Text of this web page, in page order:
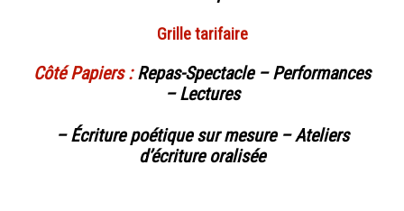
Grille tarifaire
Côté Papiers : Repas-Spectacle – Performances
– Lectures
– Écriture poétique sur mesure – Ateliers
d’écriture oralisée